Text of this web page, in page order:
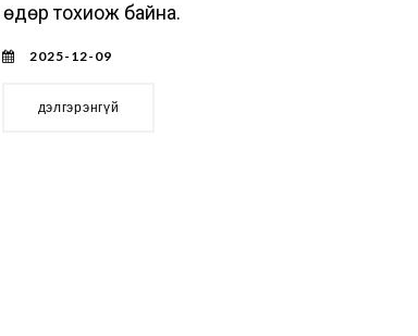
өдөр тохиож байна.
2025-12-09
дэлгэрэнгүй